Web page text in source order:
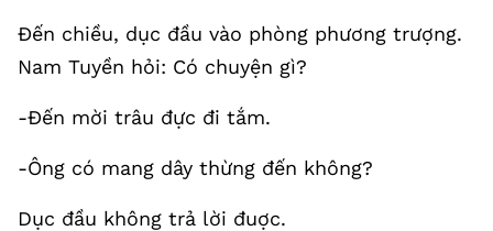
Đến chiều, dục đầu vào phòng phương trượng.
Nam Tuyền hỏi: Có chuyện gì?
-Đến mời trâu đực đi tắm.
-Ông có mang dây thừng đến không?
Dục đầu không trả lời đuợc.